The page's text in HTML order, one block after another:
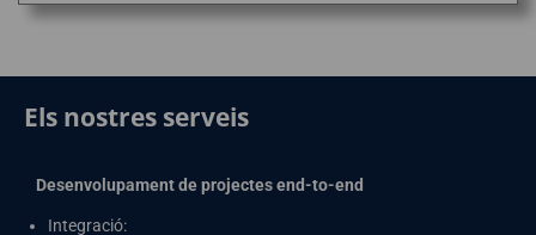
Els nostres serveis
Desenvolupament de projectes end-to-end
Integració: